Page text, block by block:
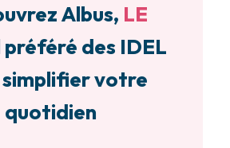
Albus, LE
des IDEL
votre
quotidien